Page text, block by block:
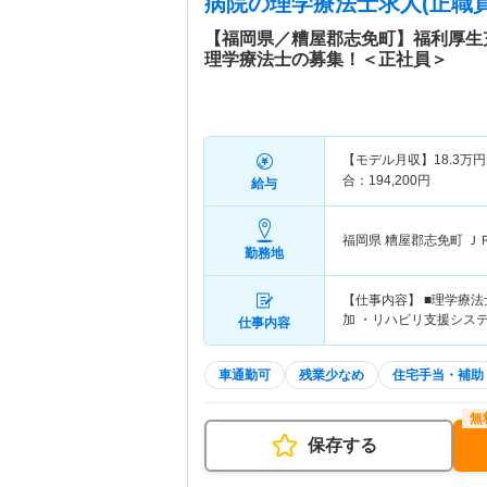
【福岡県／糟屋郡志免町】福利厚
理学療法士の募集！＜正社員＞
給与
【モデル月収】 18.3万
合：194,200円
勤務地
福岡県 糟屋郡志免町 Ｊ
仕事内容
【仕事内容】 ■理学療
加 ・リハビリ支援シス
車通勤可 残業少なめ 住宅手当・補助
保存する